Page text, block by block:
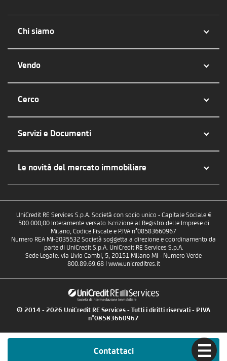
Contattaci
Chi siamo
Vendo
Cerco
Servizi e Documenti
Le novità del mercato immobiliare
UniCredit RE Services S.p.A. Società con socio unico - Capitale Sociale €
500.000,00 Interamente versato Iscrizione al Registro delle Imprese di
Milano, Codice Fiscale e P.IVA n°08583660967
Numero REA MI-2035532 Società soggetta a direzione e coordinamento da
parte di UniCredit S.p.A. UniCredit RE Services S.p.A.
Sede Legale: via Livio Cambi, 5, 20151 Milano MI - Numero Verde
800.89.69.68 | www.unicreditres.it
© 2014 - 2026 UniCredit RE Services - Tutti i diritti riservati - P.IVA
n°08583660967